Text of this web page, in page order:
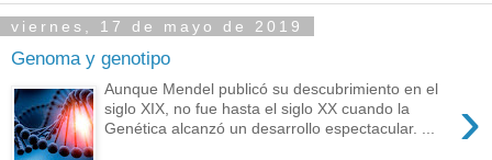
viernes, 17 de mayo de 2019
Genoma y genotipo
›
Aunque Mendel publicó su descubrimiento en el
siglo XIX, no fue hasta el siglo XX cuando la
Genética alcanzó un desarrollo espectacular. ...